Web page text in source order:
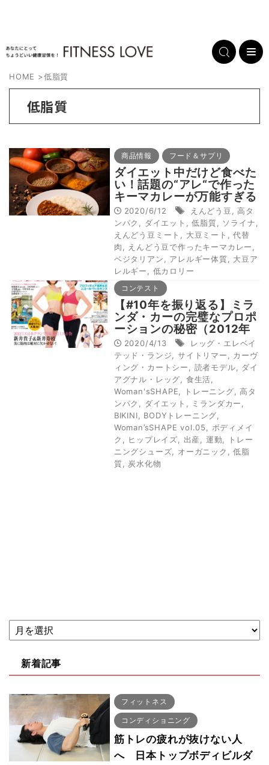
HOME >低脂質
低脂質
商品情報 フード＆サプリ
ダイエット中だけど食べた
い！話題の“アレ“で作った
キーマカレーが万能すぎる
2020/6/12 えんどう豆 ,高タ
ンパク
ダイエット ,低脂質 ソライナ
えんどう豆ミート
大豆ミート ,代替
肉
えんどう豆で作ったキーマカレー
ベジタリアン
アレルギー体質
大豆ア
レルギー
低カロリー
コンテスト
【#10年を振り返る】ミラ
ンダ・カーの完璧なプロポ
ーションの秘密（2012年
発行、Woman’sSHAPE
vol.05）
2020/4/13
レッグ・エレベイ
テッド・ランジ
サイトリマー
カーヴ
ィング・カートシー
読者モデル
ダイ
アグナル・レッグ
食生活
Woman'sSHAPE
トレーニング ,高タ
ンパク
ダイエット ミランダカー
BIKINI
BODYトレーニング
Woman’sSHAPE vol.05
ボディメイ
ク
ヒップレイズ 出産 運動
トレー
ニングシューズ
オーガニック ,低脂
質
炭水化物
新着記事
フィットネス
コンディショニング
筋トレの疲れが抜けない人
へ 日本トップボディビルダ